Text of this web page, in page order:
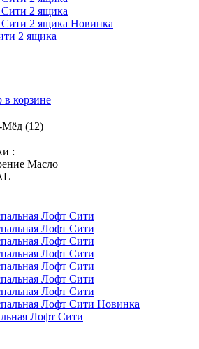
Новинка
2 ящика
в корзине
Мёд (12)
:
Масло
Новинка
Лофт Сити